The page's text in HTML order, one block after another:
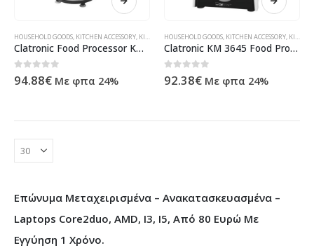
HOUSEHOLD GOODS, KITCHEN ACCESSORY, KITCHEN MACHINE ,ΠΡΟΪΌΝΤΑ ΠΛΗΡΟΦΟΡΙΚΉΣ -
Clatronic Food Processor KM 3646 silver
0out of 5
94.88€ Με φπα 24%
HOUSEHOLD GOODS, KITCHEN ACCESSORY, KITCHEN MACHINE
Clatronic KM 3645 Food Processor Black/White
0out of 5
92.38€ Με φπα 24%
Επώνυμα Μεταχειρισμένα – Ανακατασκευασμένα –
Laptops Core2duo, AMD, I3, I5, Από 80 Ευρώ Με
Εγγύηση 1 Χρόνο.